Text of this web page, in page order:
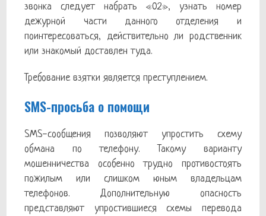
звонка следует набрать «02», узнать номер
дежурной части данного отделения и
поинтересоваться, действительно ли родственник
или знакомый доставлен туда.
Требование взятки является преступлением.
SMS-просьба о помощи
SMS-сообщения позволяют упростить схему
обмана по телефону. Такому варианту
мошенничества особенно трудно противостоять
пожилым или слишком юным владельцам
телефонов. Дополнительную опасность
представляют упростившиеся схемы перевода